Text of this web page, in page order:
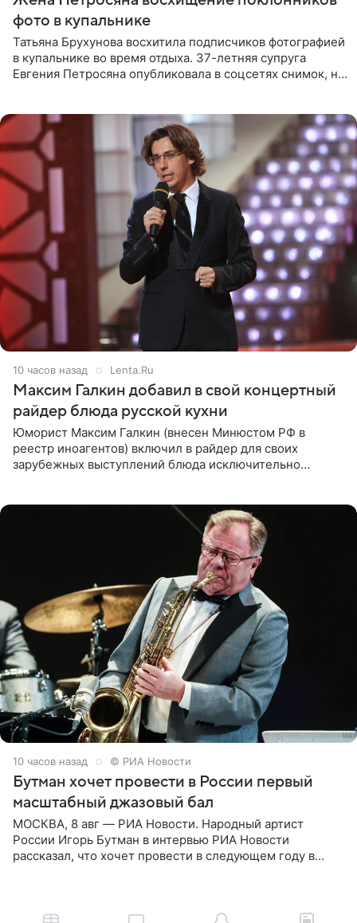
фото в купальнике
Татьяна Брухунова восхитила подписчиков фотографией
в купальнике во время отдыха. 37-летняя супруга
Евгения Петросяна опубликовала в соцсетях снимок, на
10 часов назад Lenta.Ru
Максим Галкин добавил в свой концертный
райдер блюда русской кухни
Юморист Максим Галкин (внесен Минюстом РФ в
реестр иноагентов) включил в райдер для своих
зарубежных выступлений блюда исключительно
10 часов назад © РИА Новости
Бутман хочет провести в России первый
масштабный джазовый бал
МОСКВА, 8 авг — РИА Новости. Народный артист
России Игорь Бутман в интервью РИА Новости
рассказал, что хочет провести в следующем году в